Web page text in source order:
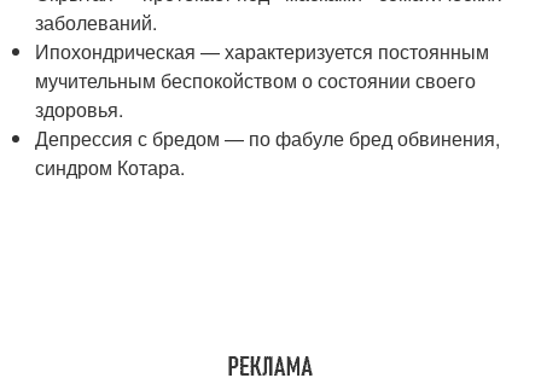
заболеваний.
Ипохондрическая — характеризуется постоянным
мучительным беспокойством о состоянии своего
здоровья.
Депрессия с бредом — по фабуле бред обвинения,
синдром Котара.